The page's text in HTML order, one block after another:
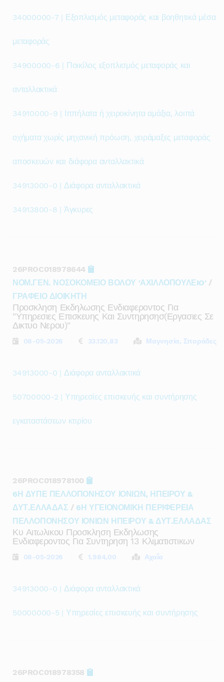
34000000-7 | Εξοπλισμός μεταφοράς και βοηθητικά μέσα
μεταφοράς
34900000-6 | Ποικίλος εξοπλισμός μεταφοράς και
ανταλλακτικά
34910000-9 | Ιππήλατα ή χειροκίνητα αμάξια, λοιπά
οχήματα χωρίς μηχανική πρόωση, χειράμαξες μεταφοράς
αποσκευών και διάφορα ανταλλακτικά
34913000-0 | Διάφορα ανταλλακτικά
34913800-8 | Άγκυρες
26PROC018978644
ΝΟΜ.ΓΕΝ. ΝΟΣΟΚΟΜΕΙΟ ΒΟΛΟΥ 'ΑΧΙΛΛΟΠΟΥΛΕIO' /
ΓΡΑΦΕΙΟ ΔΙΟΙΚΗΤΗ
Προσκληση Εκδηλωσης Ενδιαφεροντος Για
"υπηρεσιες Επισκευης Και Συντηρησησ(εργασιες Σε
Δικτυο Νερου)"
08-05-2026 33.120,83 Μαγνησία, Σποράδες
34913000-0 | Διάφορα ανταλλακτικά
50700000-2 | Υπηρεσίες επισκευής και συντήρησης
εγκαταστάσεων κτιρίου
26PROC018978100
6Η ΔΥΠΕ ΠΕΛΛΟΠΟΝΗΣΟΥ ΙΟΝΙΩΝ, ΗΠΕΙΡΟΥ &
ΔΥΤ.ΕΛΛΑΔΑΣ / 6Η ΥΓΕΙΟΝΟΜΙΚΗ ΠΕΡΙΦΕΡΕΙΑ
ΠΕΛΛΟΠΟΝΗΣΟΥ ΙΟΝΙΩΝ ΗΠΕΙΡΟΥ & ΔΥΤ.ΕΛΛΑΔΑΣ
Κυ Αιτωλικου Προσκληση Εκδηλωσης
Ενδιαφεροντος Για Συντηρηση 13 Κλιματιστικων
08-05-2026 1.984,00 Αχαΐα
34913000-0 | Διάφορα ανταλλακτικά
50000000-5 | Υπηρεσίες επισκευής και συντήρησης
26PROC018978358